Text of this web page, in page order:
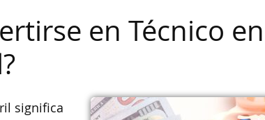
en Técnico en
significa